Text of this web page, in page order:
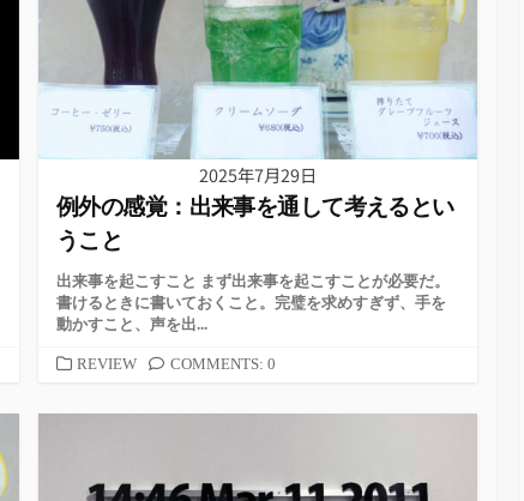
2025年7月29日
例外の感覚：出来事を通して考えるとい
うこと
出来事を起こすこと まず出来事を起こすことが必要だ。
書けるときに書いておくこと。完璧を求めすぎず、手を
動かすこと、声を出...
カ
ゴ
REVIEW COMMENTS: 0